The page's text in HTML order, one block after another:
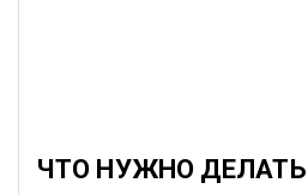
ЧТО НУЖНО ДЕЛАТЬ